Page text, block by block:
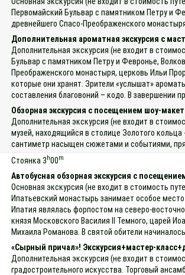
Первомайский Бульвар с памятником Петру и
древнейшего Спасо-Преображенского
Дополнительная ароматная экскурсия с
Дополнительная экскурсия (не входит в
Бульвар с памятником Петру и Февронье,
Преображенского монастыря, церковь Ильи
которые они хранят. Зрители «услышат»
составления благовоний – кодо. В завершении
Обзорная экскурсия с посещением шоу-
Дополнительная экскурсия (не входит в
музей, находящийся в столице Золотого
сантиметр насыщен сюжетами и событиями,
Стоянка 3 h00m
Автобусная обзорная экскурсия с
Основная экскурсия (не входит в стоимость
Ипатьевский монастырь занимает особое
Ипатия являлась форпостом на северо-
князя Московского Василия II Темного, царей
Михаила Романова. В святой обители
«Сырный причал»! Экскурсия+мастер-
Дополнительная экскурсия (не входит в
градостроительного искусства. Торговый